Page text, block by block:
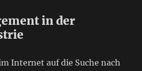
in der
Internet auf die Suche nach